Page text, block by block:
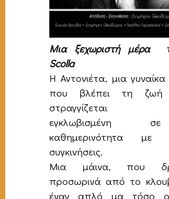
Μια ξεχωριστή μέρα
Scolla
Η Αντονιέτα, μια γυναίκα
που βλέπει τη
στραγγίζεται
εγκλωβισμένη
καθημερινότητα με
συγκινήσεις.
Μια μάινα, που
προσωρινά από το
έναν απλό μα τόσο